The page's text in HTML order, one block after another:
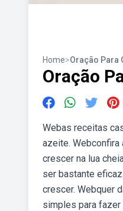
Home>Oração Para
Oração
Webas receitas
azeite.
crescer na lua
ser bastante
crescer. Webquer
simples para fazer